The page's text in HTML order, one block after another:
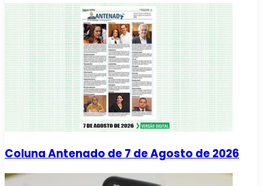
Coluna Antenado de 7 de Agosto de 2026